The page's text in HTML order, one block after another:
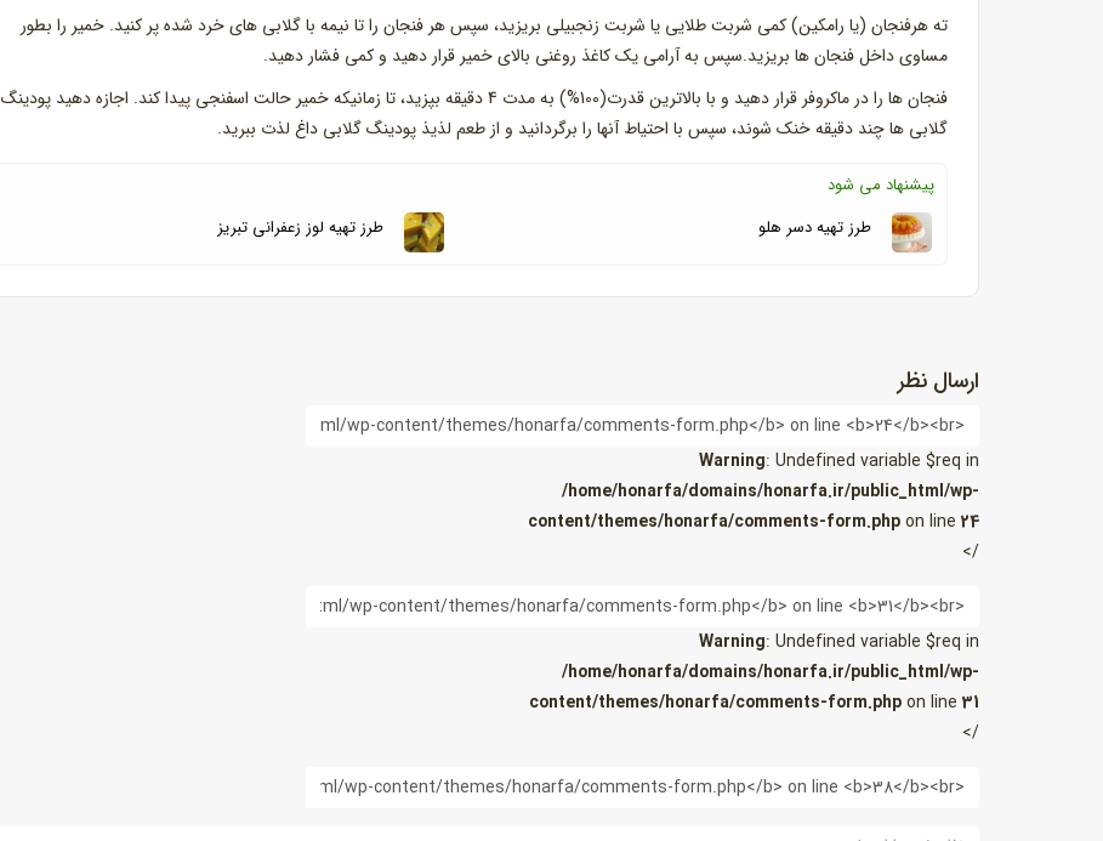
ته هرفنجان (یا رامکین) کمی شربت طلایی یا شربت زنجبیلی بریزید، سپس هر فنجان را تا نیمه با گلابی های خرد شده پر کنید. خمیر را بطور
مساوی داخل فنجان ها بریزید.سپس به آرامی یک کاغذ روغنی بالای خمیر قرار دهید و کمی فشار دهید.
فنجان ها را در ماکروفر قرار دهید و با بالاترین قدرت(100%) به مدت 4 دقیقه بپزید، تا زمانیکه خمیر حالت اسفنجی پیدا کند. اجازه دهید پودینگ
گلابی ها چند دقیقه خنک شوند، سپس با احتیاط آنها را برگردانید و از طعم لذیذ پودینگ گلابی داغ لذت ببرید.
پیشنهاد می شود
طرز تهیه دسر هلو
طرز تهیه لوز زعفرانی تبریز
ارسال نظر
Warning: Undefined variable $req in
/home/honarfa/domains/honarfa.ir/public_html/wp-
content/themes/honarfa/comments-form.phpon line24
/>
ایمیل
Warning: Undefined variable $req in
/home/honarfa/domains/honarfa.ir/public_html/wp-
content/themes/honarfa/comments-form.phpon line31
/>